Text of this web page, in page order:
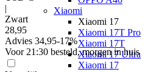
Xiaomi
Xiaomi 17
Xiaomi 17T Pro
Xiaomi 17T
Xiaomi 17 Ultra
Xiaomi 17
|
Zwart
28,95
Advies 34,95-17%
Voor 21:30 besteld, morgen in huis